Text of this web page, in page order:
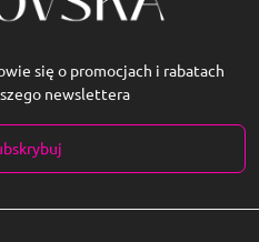
się o promocjach i rabatach
newslettera